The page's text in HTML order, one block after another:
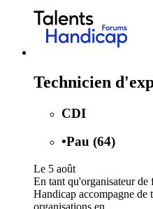
Technicien
CDI
•Pau (64)
Le 5 août
En tant qu'organisateur de
Handicap accompagne de
organisations en...